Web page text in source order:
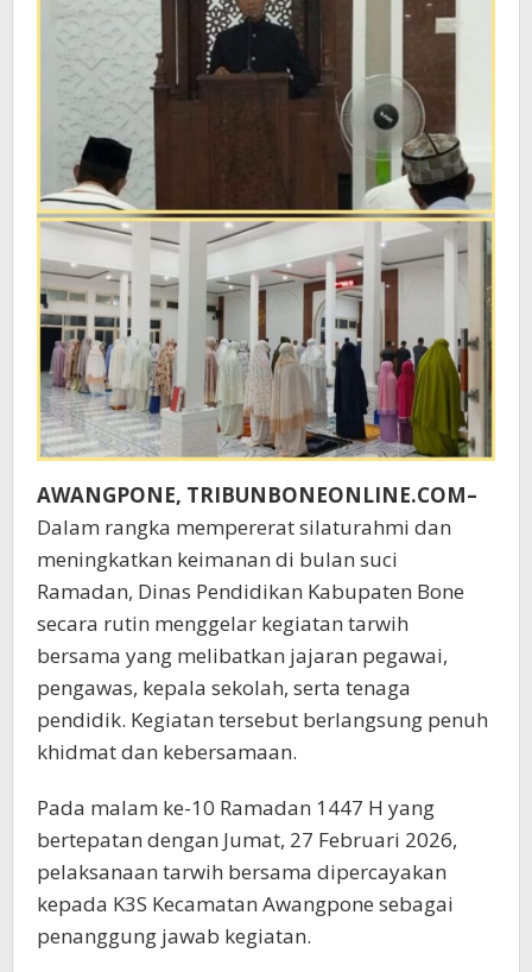
AWANGPONE, TRIBUNBONEONLINE.COM–
Dalam rangka mempererat silaturahmi dan
meningkatkan keimanan di bulan suci
Ramadan, Dinas Pendidikan Kabupaten Bone
secara rutin menggelar kegiatan tarwih
bersama yang melibatkan jajaran pegawai,
pengawas, kepala sekolah, serta tenaga
pendidik. Kegiatan tersebut berlangsung penuh
khidmat dan kebersamaan.
Pada malam ke-10 Ramadan 1447 H yang
bertepatan dengan Jumat, 27 Februari 2026,
pelaksanaan tarwih bersama dipercayakan
kepada K3S Kecamatan Awangpone sebagai
penanggung jawab kegiatan.